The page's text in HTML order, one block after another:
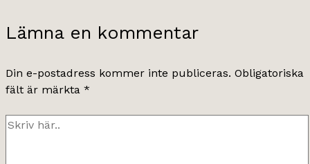
Lämna en kommentar
Din e-postadress kommer inte publiceras. Obligatoriska
fält är märkta *
Skriv